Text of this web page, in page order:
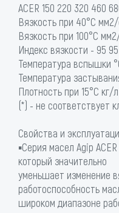
ACER 150 220 320 460
Вязкость при 40°С мм2/
Вязкость при 100°С
Индекс вязкости - 95
Температура вспышки
Температура
Плотность при 15°С кг/
(*) - не соответствует
Свойства и
▪Серия масел Agip
который значительно
уменьшает изменение
работоспособность
широком диапазоне